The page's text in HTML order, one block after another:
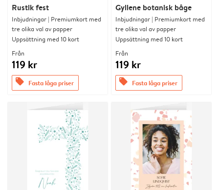
Rustik fest
Inbjudningar | Premiumkort med
tre olika val av papper
Uppsättning med 10 kort
Från
119 kr
offers Fasta låga priser
Gyllene botanisk båge
Inbjudningar | Premiumkort med
tre olika val av papper
Uppsättning med 10 kort
Från
119 kr
offers Fasta låga priser